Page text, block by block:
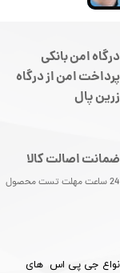
انواع جی پی اس های
درگاه امن بانکی
پرداخت امن از درگاه
زرین پال
ضمانت اصالت کالا
24 ساعت مهلت تست محصول